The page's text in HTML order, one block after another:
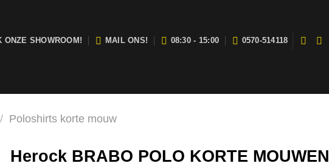
ONZE SHOWROOM! MAIL ONS! 08:30 - 15:00 0570-514118
/ Poloshirts korte mouw
Herock BRABO POLO KORTE MOUWEN